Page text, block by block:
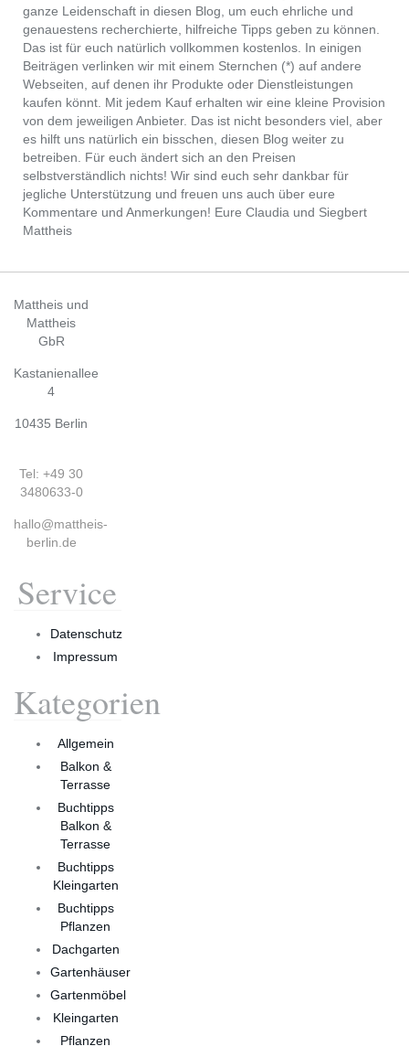
ganze Leidenschaft in diesen Blog, um euch ehrliche und
genauestens recherchierte, hilfreiche Tipps geben zu können.
Das ist für euch natürlich vollkommen kostenlos. In einigen
Beiträgen verlinken wir mit einem Sternchen (*) auf andere
Webseiten, auf denen ihr Produkte oder Dienstleistungen
kaufen könnt. Mit jedem Kauf erhalten wir eine kleine Provision
von dem jeweiligen Anbieter. Das ist nicht besonders viel, aber
es hilft uns natürlich ein bisschen, diesen Blog weiter zu
betreiben. Für euch ändert sich an den Preisen
selbstverständlich nichts! Wir sind euch sehr dankbar für
jegliche Unterstützung und freuen uns auch über eure
Kommentare und Anmerkungen! Eure Claudia und Siegbert
Mattheis
Mattheis und
Mattheis
GbR
Kastanienallee
4
10435 Berlin
Tel: +49 30
3480633-0
hallo@mattheis-
berlin.de
Service
Datenschutz
Impressum
Kategorien
Allgemein
Balkon &
Terrasse
Buchtipps
Balkon &
Terrasse
Buchtipps
Kleingarten
Buchtipps
Pflanzen
Dachgarten
Gartenhäuser
Gartenmöbel
Kleingarten
Pflanzen